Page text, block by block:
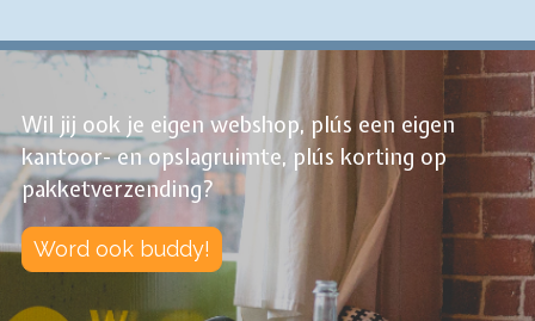
Wil jij ook je eigen webshop, plús een eigen
kantoor- en opslagruimte, plús korting op
pakketverzending?
Word ook buddy!